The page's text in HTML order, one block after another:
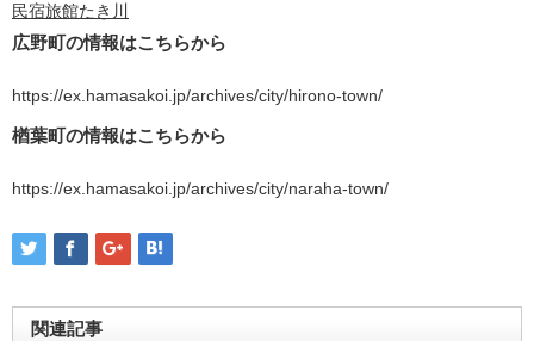
民宿旅館たき川
広野町の情報はこちらから
https://ex.hamasakoi.jp/archives/city/hirono-town/
楢葉町の情報はこちらから
https://ex.hamasakoi.jp/archives/city/naraha-town/
関連記事